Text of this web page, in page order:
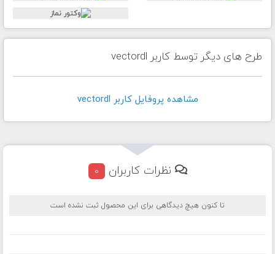
طرح های دیگر توسط کاربر vectordl
مشاهده پروفايل کاربر vectordl
نظرات کاربران 0
تا کنون هیچ دیدگاهی برای این محصول ثبت نشده است